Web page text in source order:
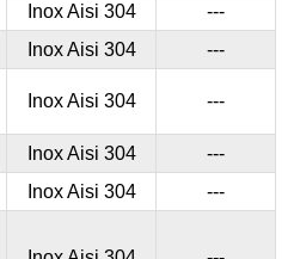
Inox Aisi 304
---
Inox Aisi 304 ---
Inox Aisi 304 ---
Inox Aisi 304
---
Inox Aisi 304 ---